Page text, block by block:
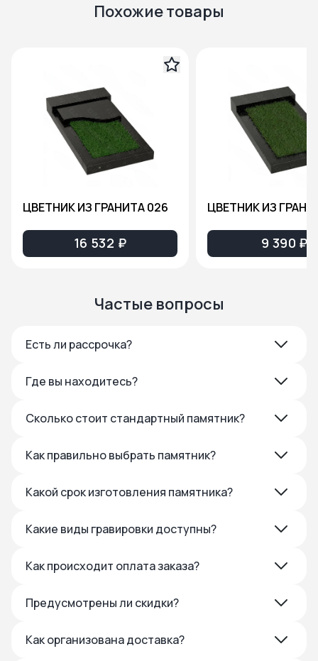
Похожие товары
ЦВЕТНИК ИЗ ГРАНИТА 026
16 532 ₽
ЦВЕТНИК ИЗ
9 390 ₽
Частые вопросы
Есть ли рассрочка?
Где вы находитесь?
Сколько стоит стандартный памятник?
Как правильно выбрать памятник?
Какой срок изготовления памятника?
Какие виды гравировки доступны?
Как происходит оплата заказа?
Предусмотрены ли скидки?
Как организована доставка?